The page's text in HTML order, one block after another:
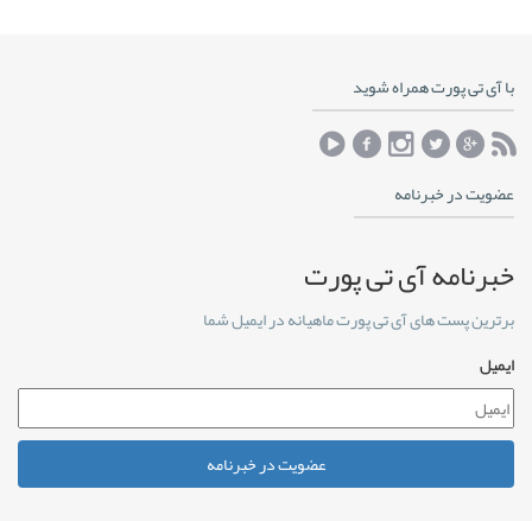
با آی تی پورت همراه شوید
عضویت در خبرنامه
خبرنامه آی تی پورت
برترین پست های آی تی پورت ماهیانه در ایمیل شما
ایمیل
عضویت در خبرنامه